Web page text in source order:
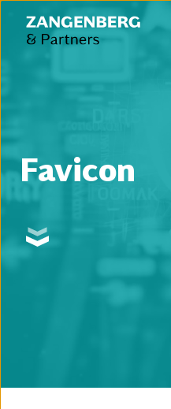
Favicon